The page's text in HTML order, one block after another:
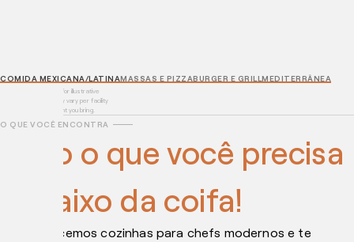
COMIDA MEXICANA/LATINAMASSAS E PIZZABURGER E GRILL MEDITERRÂNEA
* Equipment shown is for illustrative
purposes only and may vary per facility
and by actual equipment you bring.
O QUE VOCÊ ENCONTRA
Tudo o que você precisa
debaixo da coifa!
Nós oferecemos cozinhas para chefs modernos e te